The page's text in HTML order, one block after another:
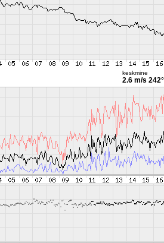
keskmine
2.6 m/s 242°